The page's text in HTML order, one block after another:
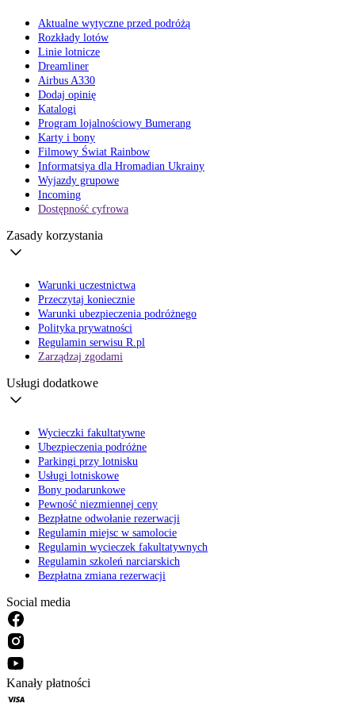
Aktualne wytyczne przed podróżą
Rozkłady lotów
Linie lotnicze
Dreamliner
Airbus A330
Dodaj opinię
Katalogi
Program lojalnościowy Bumerang
Karty i bony
Filmowy Świat Rainbow
Informatsiya dla Hromadian Ukrainy
Wyjazdy grupowe
Incoming
Dostępność cyfrowa
Zasady korzystania
Warunki uczestnictwa
Przeczytaj koniecznie
Warunki ubezpieczenia podróżnego
Polityka prywatności
Regulamin serwisu R.pl
Zarządzaj zgodami
Usługi dodatkowe
Wycieczki fakultatywne
Ubezpieczenia podróżne
Parkingi przy lotnisku
Usługi lotniskowe
Bony podarunkowe
Pewność niezmiennej ceny
Bezpłatne odwołanie rezerwacji
Regulamin miejsc w samolocie
Regulamin wycieczek fakultatywnych
Regulamin szkoleń narciarskich
Bezpłatna zmiana rezerwacji
Social media
Kanały płatności